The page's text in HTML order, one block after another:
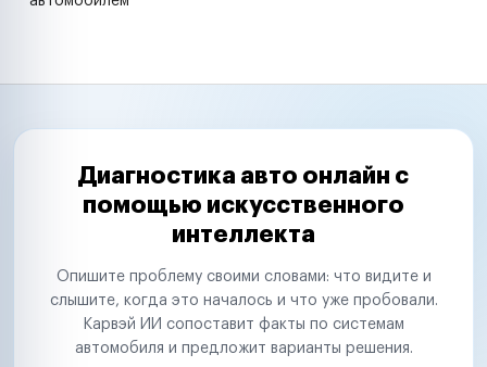
Диагностика авто онлайн с
помощью искусственного
интеллекта
Опишите проблему своими словами: что видите и
слышите, когда это началось и что уже пробовали.
Карвэй ИИ сопоставит факты по системам
автомобиля и предложит варианты решения.